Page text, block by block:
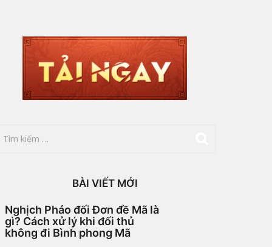
BÀI VIẾT MỚI
Nghịch Pháo đối Đơn đề Mã là
gì? Cách xử lý khi đối thủ
không đi Bình phong Mã